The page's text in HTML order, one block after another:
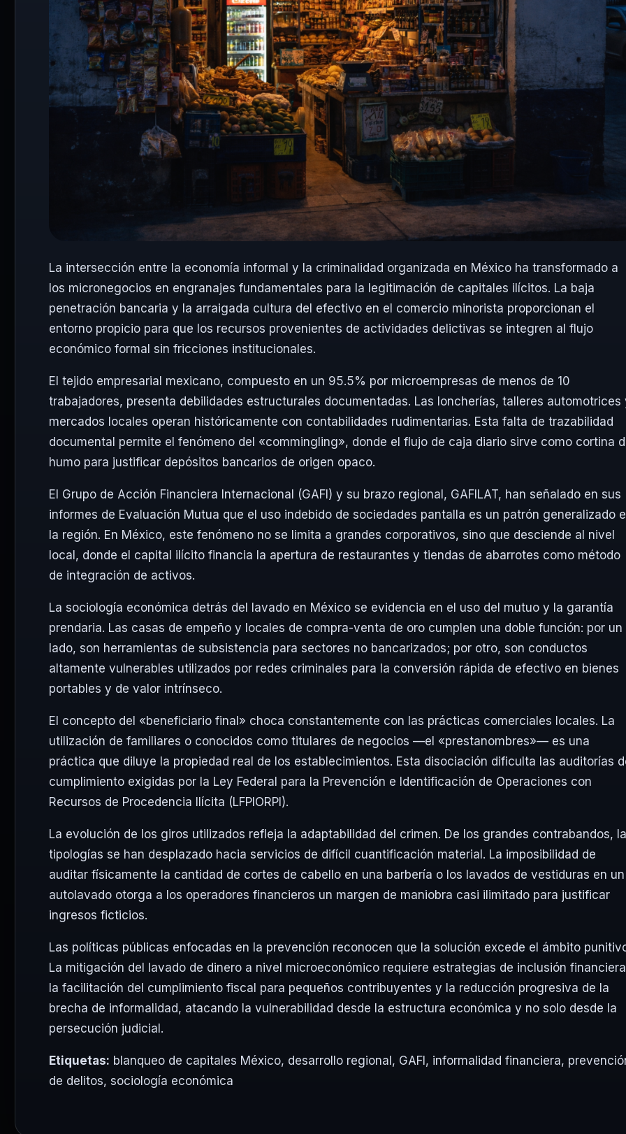
La intersección entre la economía informal y la criminalidad organizada en México ha transformado a
los micronegocios en engranajes fundamentales para la legitimación de capitales ilícitos. La baja
penetración bancaria y la arraigada cultura del efectivo en el comercio minorista proporcionan el
entorno propicio para que los recursos provenientes de actividades delictivas se integren al flujo
económico formal sin fricciones institucionales.
El tejido empresarial mexicano, compuesto en un 95.5% por microempresas de menos de 10
trabajadores, presenta debilidades estructurales documentadas. Las loncherías, talleres automotrices
mercados locales operan históricamente con contabilidades rudimentarias. Esta falta de trazabilidad
documental permite el fenómeno del «commingling», donde el flujo de caja diario sirve como cortina
humo para justificar depósitos bancarios de origen opaco.
El Grupo de Acción Financiera Internacional (GAFI) y su brazo regional, GAFILAT, han señalado en sus
informes de Evaluación Mutua que el uso indebido de sociedades pantalla es un patrón generalizado
la región. En México, este fenómeno no se limita a grandes corporativos, sino que desciende al nivel
local, donde el capital ilícito financia la apertura de restaurantes y tiendas de abarrotes como método
de integración de activos.
La sociología económica detrás del lavado en México se evidencia en el uso del mutuo y la garantía
prendaria. Las casas de empeño y locales de compra-venta de oro cumplen una doble función: por un
lado, son herramientas de subsistencia para sectores no bancarizados; por otro, son conductos
altamente vulnerables utilizados por redes criminales para la conversión rápida de efectivo en bienes
portables y de valor intrínseco.
El concepto del «beneficiario final» choca constantemente con las prácticas comerciales locales. La
utilización de familiares o conocidos como titulares de negocios —el «prestanombres»— es una
práctica que diluye la propiedad real de los establecimientos. Esta disociación dificulta las auditorías
cumplimiento exigidas por la Ley Federal para la Prevención e Identificación de Operaciones con
Recursos de Procedencia Ilícita (LFPIORPI).
La evolución de los giros utilizados refleja la adaptabilidad del crimen. De los grandes contrabandos,
tipologías se han desplazado hacia servicios de difícil cuantificación material. La imposibilidad de
auditar físicamente la cantidad de cortes de cabello en una barbería o los lavados de vestiduras en un
autolavado otorga a los operadores financieros un margen de maniobra casi ilimitado para justificar
ingresos ficticios.
Las políticas públicas enfocadas en la prevención reconocen que la solución excede el ámbito
La mitigación del lavado de dinero a nivel microeconómico requiere estrategias de inclusión
la facilitación del cumplimiento fiscal para pequeños contribuyentes y la reducción progresiva de la
brecha de informalidad, atacando la vulnerabilidad desde la estructura económica y no solo desde la
persecución judicial.
Etiquetas: blanqueo de capitales México, desarrollo regional, GAFI, informalidad financiera,
de delitos, sociología económica